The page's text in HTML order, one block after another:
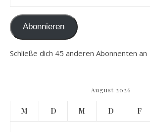
Abonnieren
Schließe dich 45 anderen Abonnenten an
August 2026
M D M D F